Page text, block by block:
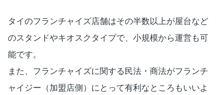
タイのフランチャイズ店舗はその半数以上が屋台など
のスタンドやキオスクタイプで、小規模から運営も可
能です。
また、フランチャイズに関する民法・商法がフランチ
ャイジー（加盟店側）にとって有利なところもいいよ